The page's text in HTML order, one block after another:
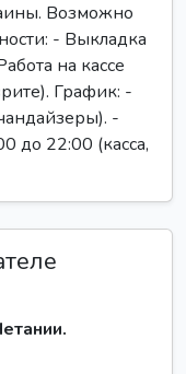
Возможно
- Выкладка
на кассе
График: -
-
до 22:00 (касса,